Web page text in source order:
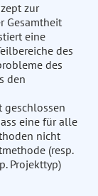
zur
Gesamtheit
eine
des
des
den
geschlossen
eine für alle
nicht
(resp.
Projekttyp)